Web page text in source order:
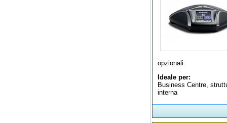
opzionali
Ideale per:
Business Centre,
interna